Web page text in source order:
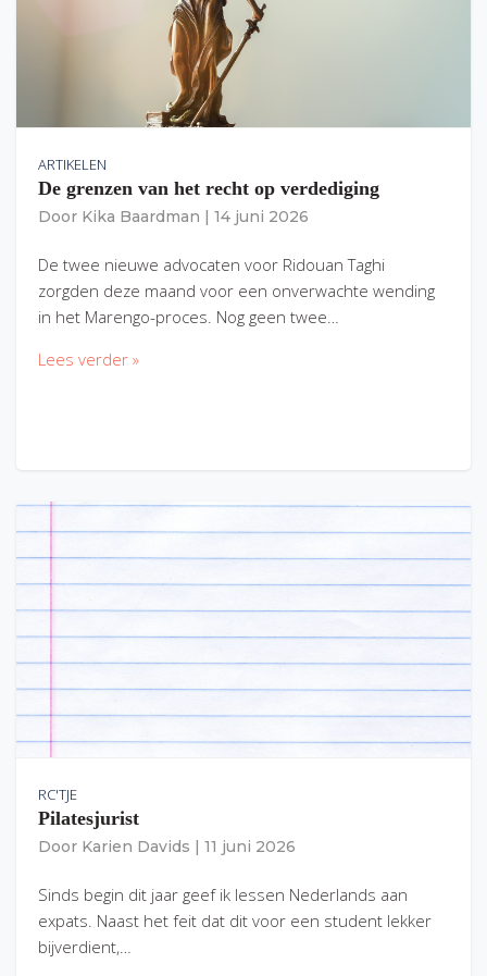
ARTIKELEN
De grenzen van het recht op verdediging
Door Kika Baardman 14 juni 2026
De twee nieuwe advocaten voor Ridouan Taghi
zorgden deze maand voor een onverwachte wending
in het Marengo-proces. Nog geen twee…
Lees verder »
RC'TJE
Pilatesjurist
Door Karien Davids 11 juni 2026
Sinds begin dit jaar geef ik lessen Nederlands aan
expats. Naast het feit dat dit voor een student lekker
bijverdient,…